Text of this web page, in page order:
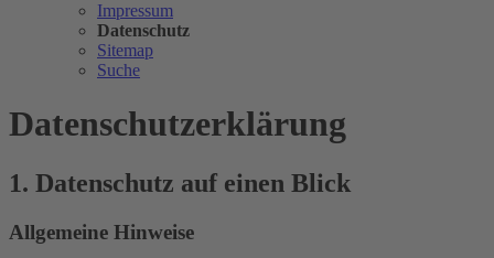
Impressum
Datenschutz
Sitemap
Suche
Datenschutz­erklärung
1. Datenschutz auf einen Blick
Allgemeine Hinweise